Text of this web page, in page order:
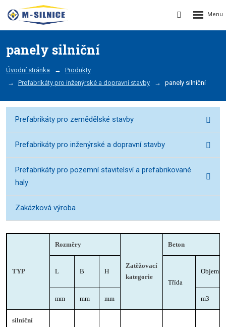
Vyhledávání
Rozbalení
panely silniční
Úvodní stránka
Produkty
Prefabrikáty pro inženýrské a dopravní stavby
panely silniční
Prefabrikáty pro zemědělské stavby
Prefabrikáty pro inženýrské a dopravní stavby
Prefabrikáty pro pozemní stavitelsví a prefabrikované
haly
Zakázková výroba
Rozměry Beton
TYP L B H
Zatěžovací
kategorie
Třída
Objem
mm mm mm m3
silniční